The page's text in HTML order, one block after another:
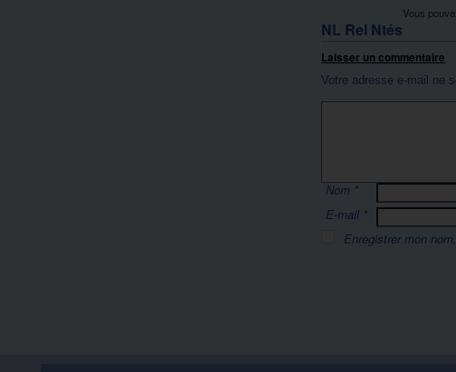
NL Rel Ntés
Vous
Laisser un commentaire
Votre adresse e-mail ne
Nom *
E-mail *
Enregistrer mon